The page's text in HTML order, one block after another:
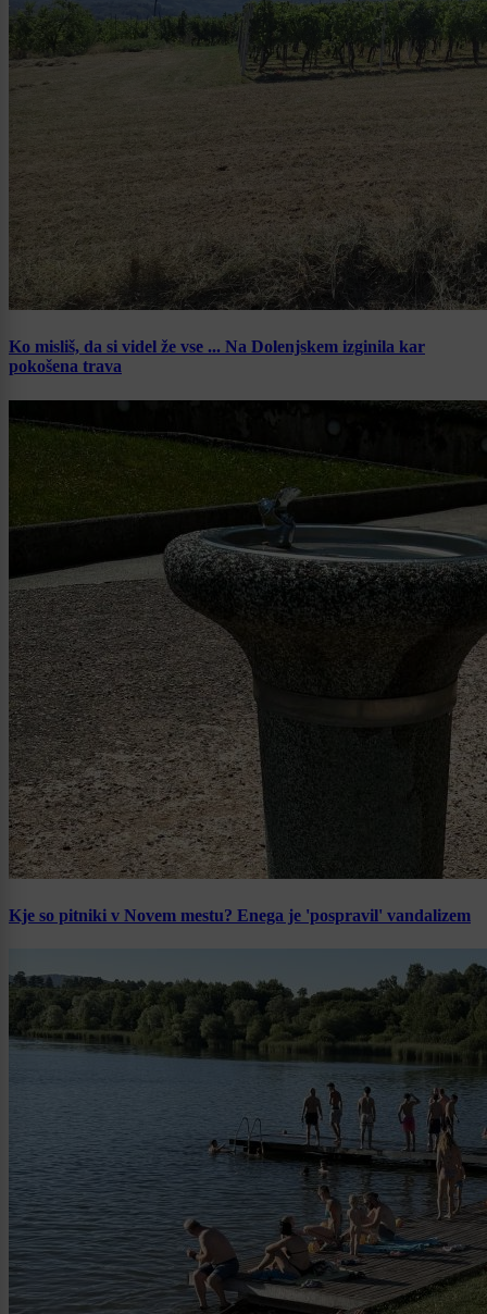
Ko misliš, da si videl že vse ... Na Dolenjskem izginila kar
pokošena trava
Kje so pitniki v Novem mestu? Enega je 'pospravil' vandalizem